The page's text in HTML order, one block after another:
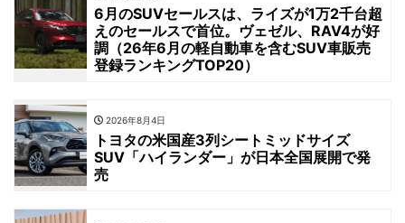
6月のSUVセールスは、ライズが1万2千台超
えのセールスで首位。ヴェゼル、RAV4が好
調（26年6月の軽自動車を含むSUV車販売
登録ランキングTOP20）
2026年8月4日
トヨタの米国産3列シートミッドサイズ
SUV「ハイランダー」が日本全国展開で発
売